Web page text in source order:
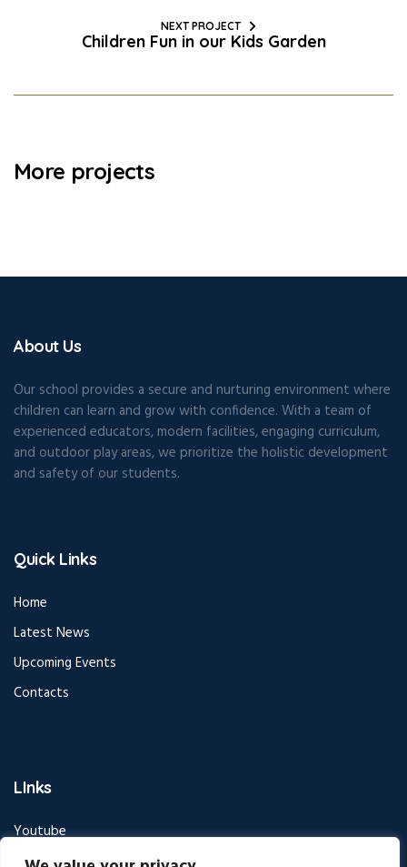
NEXT PROJECT
Children Fun in our Kids Garden
More projects
About Us
Our school provides a secure and nurturing environment where
children can learn and grow with confidence. With a team of
experienced educators, modern facilities, engaging curriculum,
and outdoor play areas, we prioritize the holistic development
and safety of our students.
Quick Links
Home
Latest News
Upcoming Events
Contacts
LInks
Youtube
Facebook